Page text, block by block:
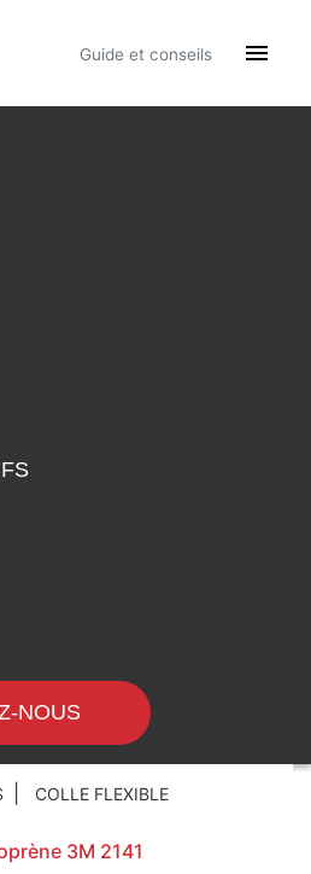
Guide et conseils 
NOUS
COLLE FLEXIBLE
3M 2141